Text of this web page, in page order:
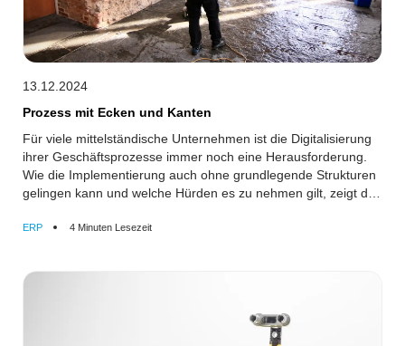
13.12.2024
Prozess mit Ecken und Kanten
Für viele mittelständische Unternehmen ist die Digitalisierung
ihrer Geschäftsprozesse immer noch eine Herausforderung.
Wie die Implementierung auch ohne grundlegende Strukturen
gelingen kann und welche Hürden es zu nehmen gilt, zeigt das
Brandenburg – ein Praxisbericht.
ERP 4 Minuten Lesezeit